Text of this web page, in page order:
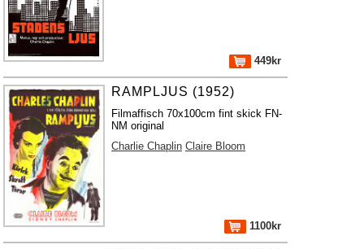
449kr
RAMPLJUS (1952)
Filmaffisch 70x100cm fint skick FN-
NM original
Charlie Chaplin Claire Bloom
1100kr